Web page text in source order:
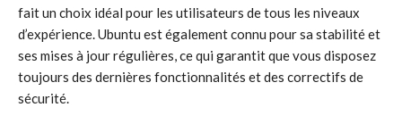
fait un choix idéal pour les utilisateurs de tous les niveaux
d’expérience. Ubuntu est également connu pour sa stabilité et
ses mises à jour régulières, ce qui garantit que vous disposez
toujours des dernières fonctionnalités et des correctifs de
sécurité.